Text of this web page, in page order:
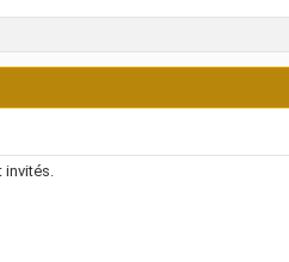
invités.